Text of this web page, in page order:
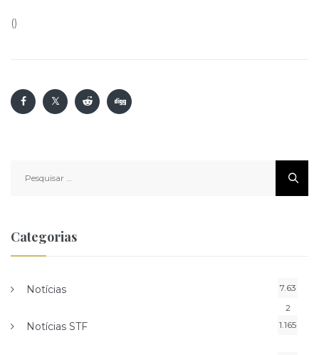
()
por:
Categorias
Notícias
7.63
2
Notícias STF 1.165